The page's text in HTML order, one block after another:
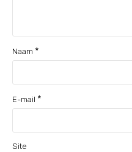
Naam *
E-mail *
Site